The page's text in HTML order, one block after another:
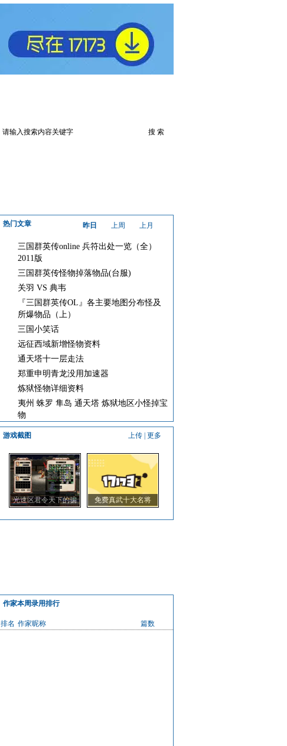
热门文章 昨日 上周 上月
三国群英传online 兵符出处一览（全）
2011版
三国群英传怪物掉落物品(台服)
关羽 VS 典韦
『三国群英传OL』各主要地图分布怪及
所爆物品（上）
三国小笑话
远征西域新增怪物资料
通天塔十一层走法
郑重申明青龙没用加速器
炼狱怪物详细资料
夷州 蛛罗 隼岛 通天塔 炼狱地区小怪掉宝
物
上传 更多
游戏截图
光速区君令天下的骗
免费真武十大名将
作家本周录用排行
篇数
排名 作家昵称